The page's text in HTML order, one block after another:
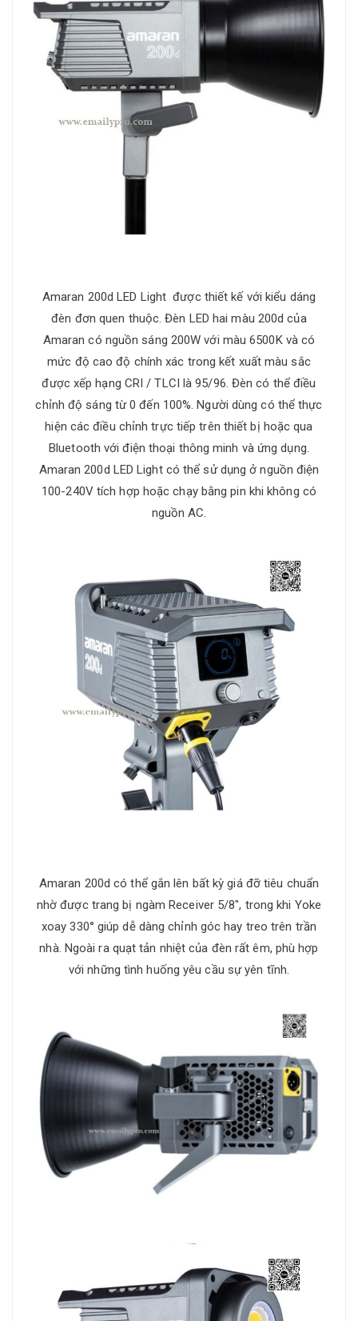
Amaran 200d LED Light được thiết kế với kiểu dáng
đèn đơn quen thuộc. Đèn LED hai màu 200d của
Amaran có nguồn sáng 200W với màu 6500K và có
mức độ cao độ chính xác trong kết xuất màu sắc
được xếp hạng CRI / TLCI là 95/96. Đèn có thể điều
chỉnh độ sáng từ 0 đến 100%. Người dùng có thể thực
hiện các điều chỉnh trực tiếp trên thiết bị hoặc qua
Bluetooth với điện thoại thông minh và ứng dụng.
Amaran 200d LED Light có thể sử dụng ở nguồn điện
100-240V tích hợp hoặc chạy bằng pin khi không có
nguồn AC.
Amaran 200d có thể gắn lên bất kỳ giá đỡ tiêu chuẩn
nhờ được trang bị ngàm Receiver 5/8", trong khi Yoke
xoay 330° giúp dễ dàng chỉnh góc hay treo trên trần
nhà. Ngoài ra quạt tản nhiệt của đèn rất êm, phù hợp
với những tình huống yêu cầu sự yên tĩnh.